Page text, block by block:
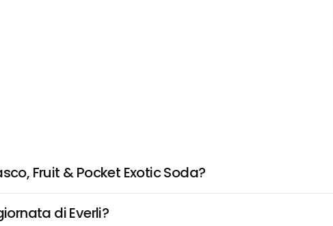
Fruit & Pocket Exotic Soda?
di Everli?